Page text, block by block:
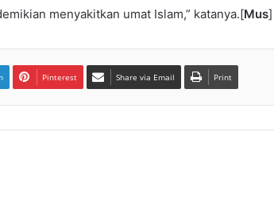
menyakitkan umat Islam,” katanya.[Mus]
Pinterest Share via Email Print